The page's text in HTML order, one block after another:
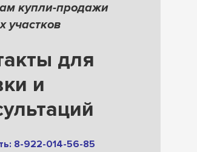
купли-продажи
участков
для
и
8-922-014-56-85